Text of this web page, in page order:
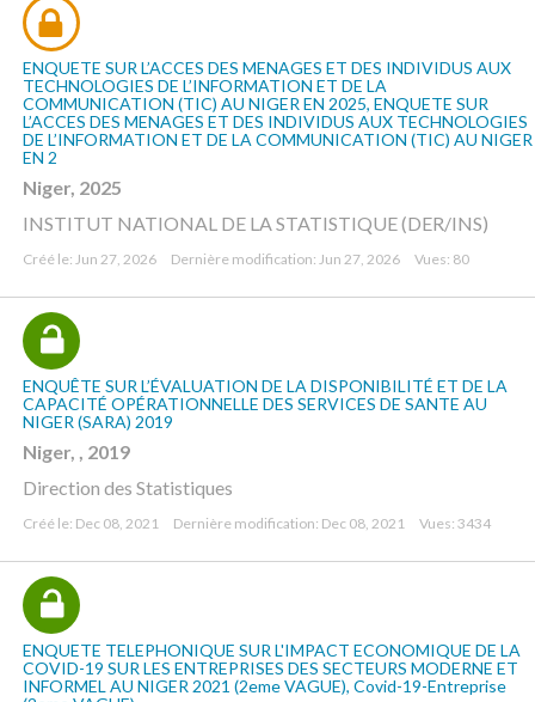
ENQUETE SUR L’ACCES DES MENAGES ET DES INDIVIDUS AUX
TECHNOLOGIES DE L’INFORMATION ET DE LA
COMMUNICATION (TIC) AU NIGER EN 2025, ENQUETE SUR
L’ACCES DES MENAGES ET DES INDIVIDUS AUX TECHNOLOGIES
DE L’INFORMATION ET DE LA COMMUNICATION (TIC) AU NIGER
EN 2
Niger, 2025
INSTITUT NATIONAL DE LA STATISTIQUE (DER/INS)
Créé le: Jun 27, 2026 Dernière modification: Jun 27, 2026 Vues: 80
ENQUÊTE SUR L’ÉVALUATION DE LA DISPONIBILITÉ ET DE LA
CAPACITÉ OPÉRATIONNELLE DES SERVICES DE SANTE AU
NIGER (SARA) 2019
Niger, , 2019
Direction des Statistiques
Créé le: Dec 08, 2021 Dernière modification: Dec 08, 2021 Vues: 3434
ENQUETE TELEPHONIQUE SUR L'IMPACT ECONOMIQUE DE LA
COVID-19 SUR LES ENTREPRISES DES SECTEURS MODERNE ET
INFORMEL AU NIGER 2021 (2eme VAGUE), Covid-19-Entreprise